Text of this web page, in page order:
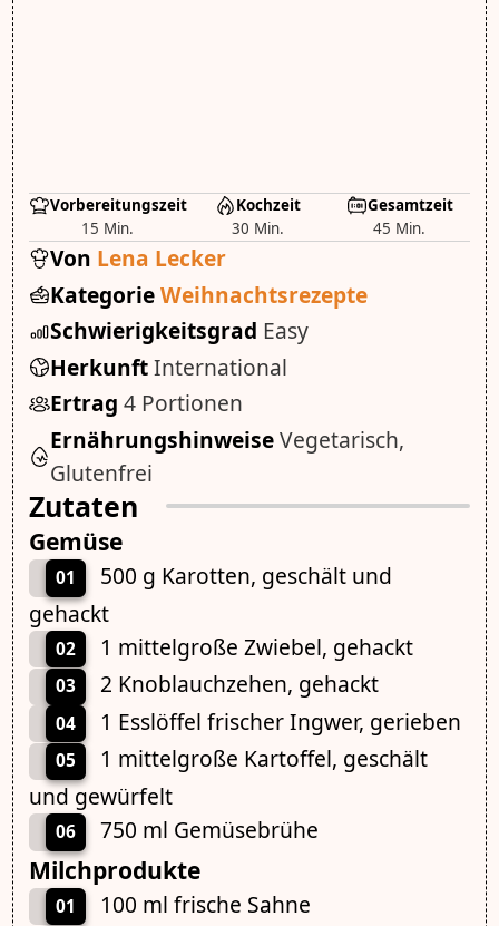
Vorbereitungszeit
15 Min.
Kochzeit
30 Min.
Gesamtzeit
45 Min.
Von Lena Lecker
KategorieWeihnachtsrezepte
Schwierigkeitsgrad Easy
HerkunftInternational
Ertrag 4 Portionen
ErnährungshinweiseVegetarisch,
Glutenfrei
Zutaten
Gemüse
01
500 g Karotten, geschält und
gehackt
02 1 mittelgroße Zwiebel, gehackt
03 2 Knoblauchzehen, gehackt
04 1 Esslöffel frischer Ingwer, gerieben
05
1 mittelgroße Kartoffel, geschält
und gewürfelt
06 750 ml Gemüsebrühe
Milchprodukte
01 100 ml frische Sahne